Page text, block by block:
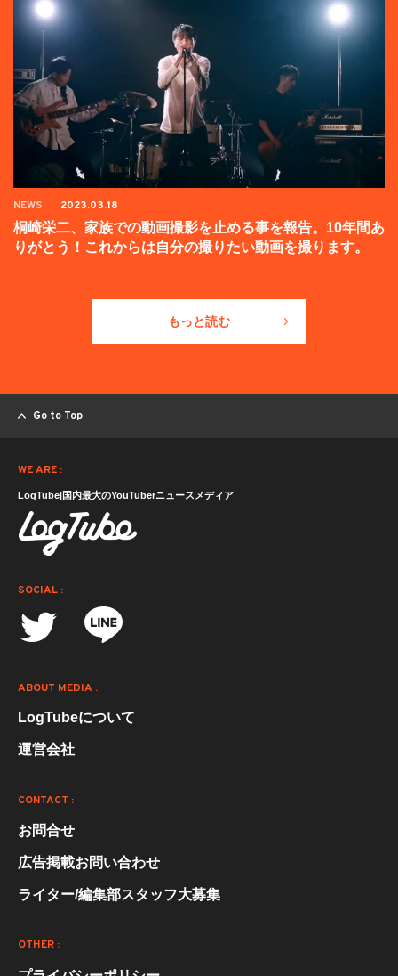
NEWS 2023.03.18
桐崎栄二、家族での動画撮影を止める事を報告。10年間あ
りがとう！これからは自分の撮りたい動画を撮ります。
もっと読む
Go to Top
WE ARE :
LogTube|国内最大のYouTuberニュースメディア
SOCIAL :
ABOUT MEDIA :
LogTubeについて
運営会社
CONTACT :
お問合せ
広告掲載お問い合わせ
ライター/編集部スタッフ大募集
OTHER :